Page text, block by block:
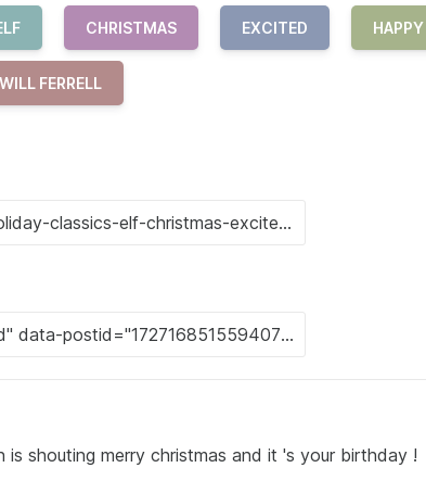
CHRISTMAS EXCITED HAPPY
WILL FERRELL
shouting merry christmas and it 's your birthday !